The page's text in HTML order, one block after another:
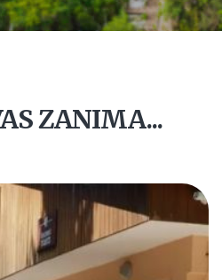
ZANIMA...